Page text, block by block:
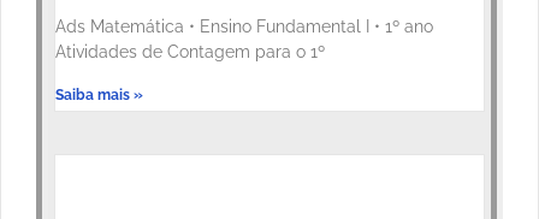
Ads Matemática • Ensino Fundamental I • 1º ano
Atividades de Contagem para o 1º
Saiba mais »